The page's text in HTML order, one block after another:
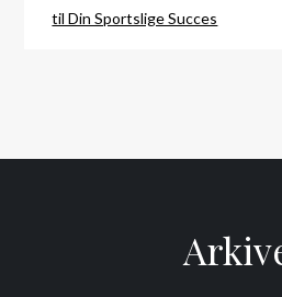
til Din Sportslige Succes